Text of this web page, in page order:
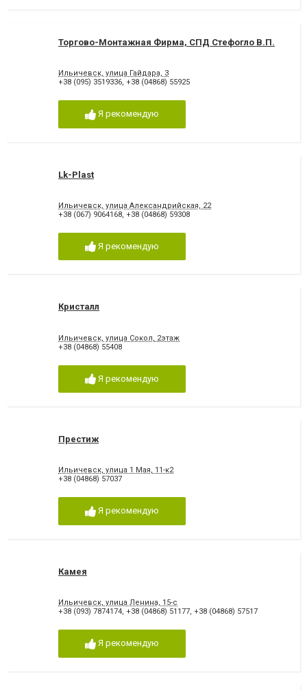
Торгово-Монтажная Фирма, СПД Стефогло В.П.
Ильичевск, улица Гайдара, 3
+38 (095) 3519336, +38 (04868) 55925
Я рекомендую
Lk-Plast
Ильичевск, улица Александрийская, 22
+38 (067) 9064168, +38 (04868) 59308
Я рекомендую
Кристалл
Ильичевск, улица Сокол, 2этаж
+38 (04868) 55408
Я рекомендую
Престиж
Ильичевск, улица 1 Мая, 11-к2
+38 (04868) 57037
Я рекомендую
Камея
Ильичевск, улица Ленина, 15-с
+38 (093) 7874174, +38 (04868) 51177, +38 (04868) 57517
Я рекомендую